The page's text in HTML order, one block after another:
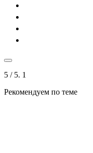
5 / 5. 1
Рекомендуем по теме